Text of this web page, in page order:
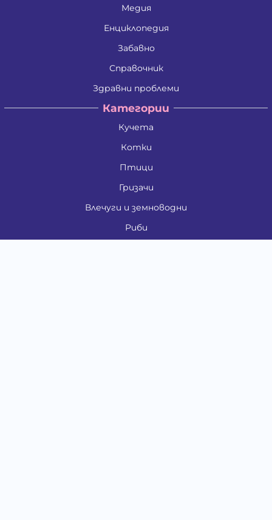
Медия
Енциклопедия
Забавно
Справочник
Здравни проблеми
Категории
Кучета
Котки
Птици
Гризачи
Влечуги и земноводни
Риби